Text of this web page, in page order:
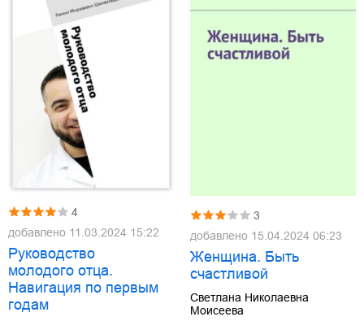
4
добавлено 11.03.2024 15:22
Руководство
молодого отца.
Навигация по первым
годам
3
добавлено 15.04.2024 06:23
Женщина. Быть
счастливой
Светлана Николаевна
Моисеева